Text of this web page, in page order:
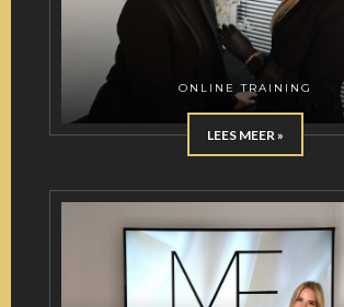
ONLINE TRAINING
LEES MEER »